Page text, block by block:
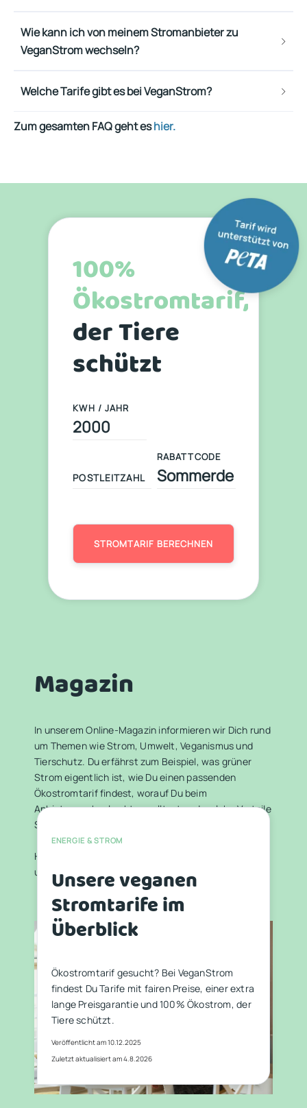
Wie kann ich von meinem Stromanbieter zu
VeganStrom wechseln?
Welche Tarife gibt es bei VeganStrom?
Zum gesamten FAQ geht eshier.
100%
Ökostromtarif,
der Tiere
schützt
KWH / JAHR
RABATTCODE
STROMTARIF BERECHNEN
Magazin
In unserem Online-Magazin informieren wir Dich rund
um Themen wie Strom, Umwelt, Veganismus und
Tierschutz. Du erfährst zum Beispiel, was grüner
Strom eigentlich ist, wie Du einen passenden
Ökostromtarif findest, worauf Du beim
Anbieterwechsel achten solltest und welche Vorteile
Solarenergie für Mensch und Tier bringt.
Hier findest Du eine Auswahl von Beiträgen, ideal,
um direkt ins Thema einzusteigen.
ENERGIE & STROM
Unsere veganen
Stromtarife im
Überblick
Ökostromtarif gesucht? Bei VeganStrom
findest Du Tarife mit fairen Preise, einer extra
lange Preisgarantie und 100% Ökostrom, der
Tiere schützt.
Veröffentlicht am 10.12.2025
Zuletzt aktualisiert am 4.8.2026